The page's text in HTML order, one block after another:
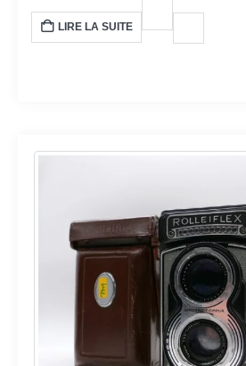
performances d’image exceptionnelles.
LIRE LA SUITE